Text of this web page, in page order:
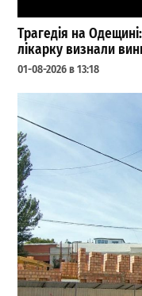
Трагедія на
лікарку визнали
01-08-2026 в 13:18